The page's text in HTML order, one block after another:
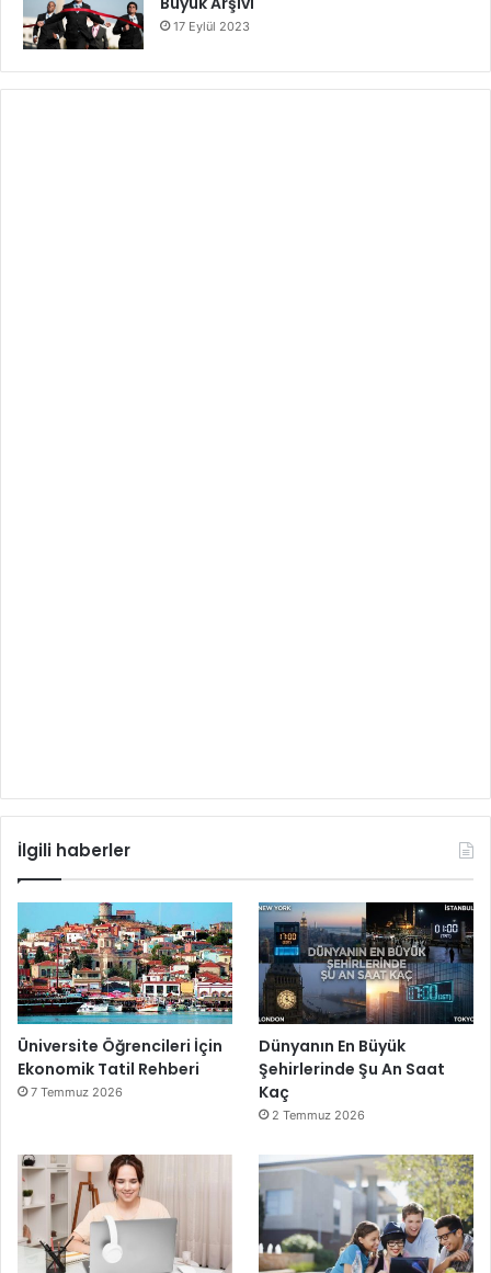
17 Eylül 2023
İlgili haberler
Üniversite Öğrencileri İçin
Ekonomik Tatil Rehberi
7 Temmuz 2026
Dünyanın En Büyük
Şehirlerinde Şu An Saat
Kaç
2 Temmuz 2026